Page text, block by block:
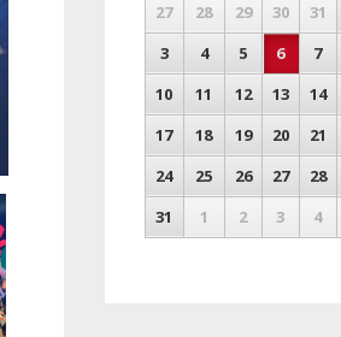
27 28 29 30 31
3
4 5 6 7
10
11 12 13 14
17
18 19 20 21
24
25 26 27 28
31
1 2 3 4